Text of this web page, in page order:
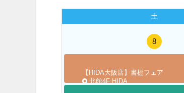
土
8
【HIDA大阪店】書棚フェア
北館4F:HIDA